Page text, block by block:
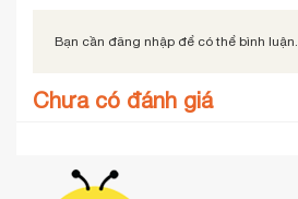
Bạn cần đăng nhập để có thể bình luận.
Chưa có đánh giá